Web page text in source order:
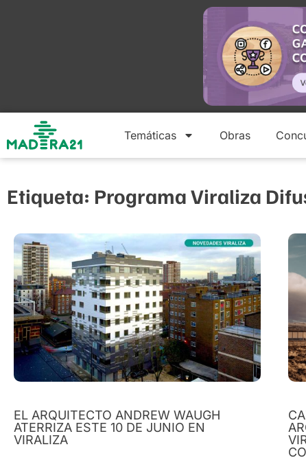
Temáticas Obras
Etiqueta: Programa Viraliza
EL ARQUITECTO ANDREW WAUGH
ATERRIZA ESTE 10 DE JUNIO EN
VIRALIZA